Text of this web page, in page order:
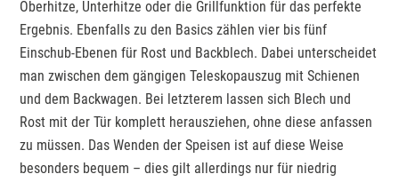
Oberhitze, Unterhitze oder die Grillfunktion für das perfekte
Ergebnis. Ebenfalls zu den Basics zählen vier bis fünf
Einschub-Ebenen für Rost und Backblech. Dabei unterscheidet
man zwischen dem gängigen Teleskopauszug mit Schienen
und dem Backwagen. Bei letzterem lassen sich Blech und
Rost mit der Tür komplett herausziehen, ohne diese anfassen
zu müssen. Das Wenden der Speisen ist auf diese Weise
besonders bequem – dies gilt allerdings nur für niedrig